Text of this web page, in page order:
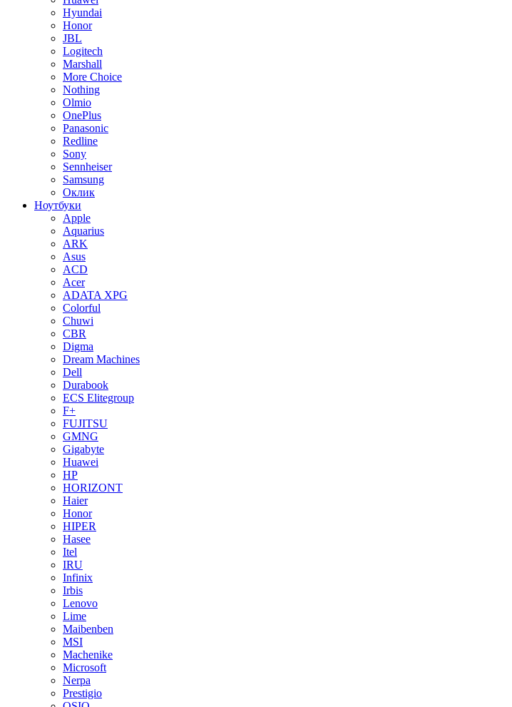
Hyundai
Honor
JBL
Logitech
Marshall
More Choice
Nothing
Olmio
OnePlus
Panasonic
Redline
Sony
Sennheiser
Samsung
Оклик
Ноутбуки
Apple
Aquarius
ARK
Asus
ACD
Acer
ADATA XPG
Colorful
Chuwi
CBR
Digma
Dream Machines
Dell
Durabook
ECS Elitegroup
F+
FUJITSU
GMNG
Gigabyte
Huawei
HP
HORIZONT
Haier
Honor
HIPER
Hasee
Itel
IRU
Infinix
Irbis
Lenovo
Lime
Maibenben
MSI
Machenike
Microsoft
Nerpa
Prestigio